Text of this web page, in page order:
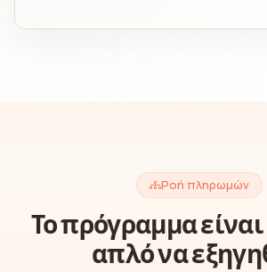
Ροή πληρωμών
Το πρόγραμμα
απλό να